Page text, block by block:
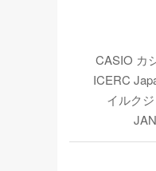
CASIO カ
ICERC
イルク